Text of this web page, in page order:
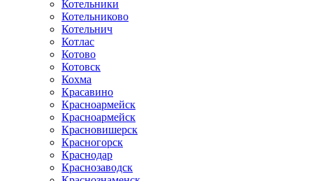
Котельники
Котельниково
Котельнич
Котлас
Котово
Котовск
Кохма
Красавино
Красноармейск
Красноармейск
Красновишерск
Красногорск
Краснодар
Краснозаводск